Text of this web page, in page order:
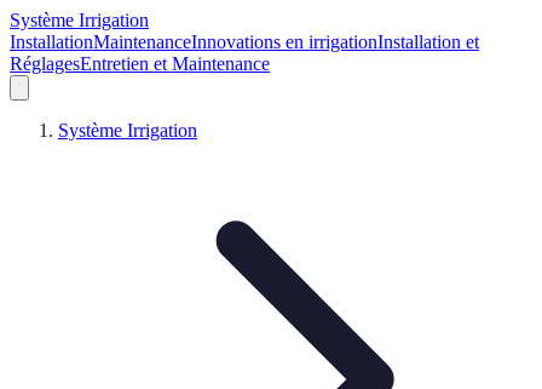
Système Irrigation
InstallationMaintenanceInnovations en irrigationInstallation et
RéglagesEntretien et Maintenance
Système Irrigation